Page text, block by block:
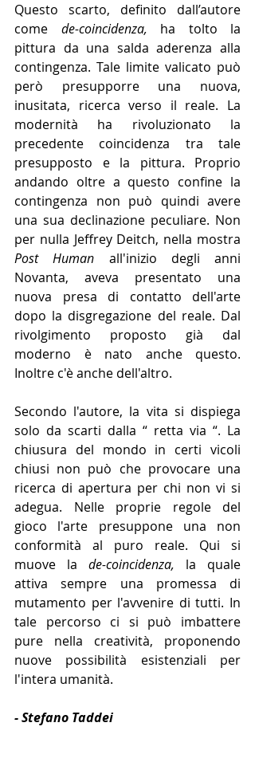
Questo scarto, definito dall’autore
come de-coincidenza, ha tolto la
pittura da una salda aderenza alla
contingenza. Tale limite valicato può
però presupporre una nuova,
inusitata, ricerca verso il reale. La
modernità ha rivoluzionato la
precedente coincidenza tra tale
presupposto e la pittura. Proprio
andando oltre a questo confine la
contingenza non può quindi avere
una sua declinazione peculiare. Non
Post Human all'inizio degli anni
Novanta, aveva presentato una
nuova presa di contatto dell'arte
dopo la disgregazione del reale. Dal
rivolgimento proposto già dal
moderno è nato anche questo.
Inoltre c'è anche dell'altro.
Secondo l'autore, la vita si dispiega
solo da scarti dalla “ retta via “. La
chiusura del mondo in certi vicoli
chiusi non può che provocare una
ricerca di apertura per chi non vi si
adegua. Nelle proprie regole del
gioco l'arte presuppone una non
conformità al puro reale. Qui si
muove la de-coincidenza, la quale
attiva sempre una promessa di
mutamento per l'avvenire di tutti. In
tale percorso ci si può imbattere
pure nella creatività, proponendo
nuove possibilità esistenziali per
l'intera umanità.
- Stefano Taddei